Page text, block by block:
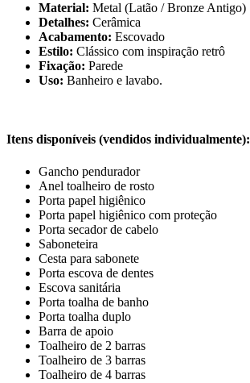
Material: Metal (Latão / Bronze Antigo)
Detalhes: Cerâmica
Acabamento: Escovado
Estilo: Clássico com inspiração retrô
Fixação: Parede
Uso: Banheiro e lavabo.
Itens disponíveis (vendidos individualmente):
Gancho pendurador
Anel toalheiro de rosto
Porta papel higiênico
Porta papel higiênico com proteção
Porta secador de cabelo
Saboneteira
Cesta para sabonete
Porta escova de dentes
Escova sanitária
Porta toalha de banho
Porta toalha duplo
Barra de apoio
Toalheiro de 2 barras
Toalheiro de 3 barras
Toalheiro de 4 barras